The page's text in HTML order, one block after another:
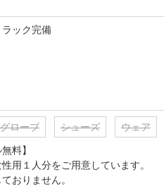
ック完備
グローブ シューズ ウェア
料】
用１人分をご用意しています。
おりません。